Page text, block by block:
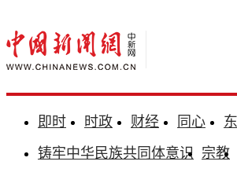
即时 时政 财经 同心
铸牢中华民族共同体意识 宗教